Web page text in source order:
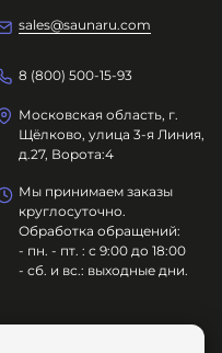
sales@saunaru.com
8 (800) 500-15-93
Московская область, г.
Щёлково, улица 3-я Линия,
д.27, Ворота:4
Мы принимаем заказы
круглосуточно.
Обработка обращений:
- пн. - пт. : с 9:00 до 18:00
- сб. и вс.: выходные дни.